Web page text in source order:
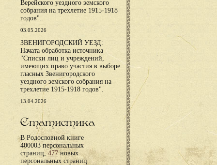
Верейского уездного земского
собрания на трехлетие 1915-1918
годов".
03.05.2026
ЗВЕНИГОРОДСКИЙ УЕЗД:
Начата обработка источника
"Списки лиц и учреждений,
имеющих право участия в выборе
гласных Звенигородского
уездного земского собрания на
трехлетие 1915-1918 годов".
13.04.2026
Статистика
В Родословной книге
400003 персональных
страниц,477новых
персональных страниц